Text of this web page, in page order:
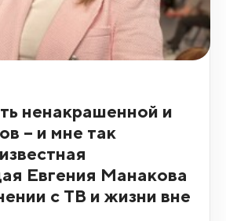
ненакрашенной и
– и мне так
Евгения Манакова
с ТВ и жизни вне